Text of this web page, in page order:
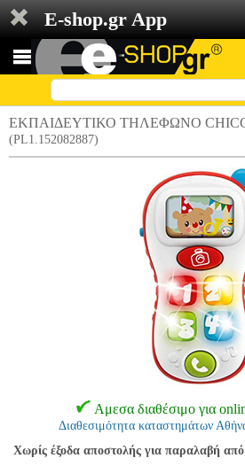
E-shop.gr App
ΕΚΠΑΙΔΕΥΤΙΚΟ ΤΗΛΕΦΩΝΟ
(PL1.152082887)
Αμεσα διαθέσιμο για
Διαθεσιμότητα καταστημάτων
Χωρίς έξοδα αποστολής για παραλαβή